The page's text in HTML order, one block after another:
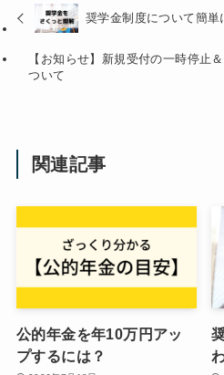
奨学金制度について簡単
【お知らせ】新規受付の一時停止
ついて
関連記事
公的年金を年10万円アッ
プするには？